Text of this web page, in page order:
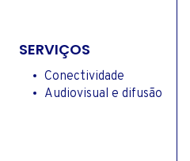
SERVIÇOS
Conectividade
Audiovisual e difusão